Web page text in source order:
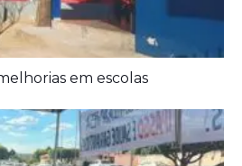
acampamento após acordo